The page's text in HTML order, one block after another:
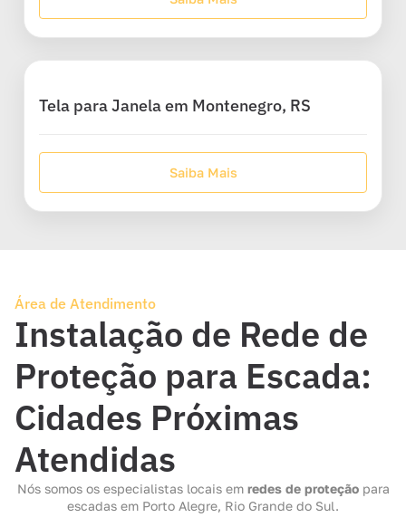
Tela para Janela em Montenegro, RS
Saiba Mais
Área de Atendimento
Instalação de Rede de
Proteção para Escada:
Cidades Próximas
Atendidas
Nós somos os especialistas locais em redes de proteçãopara
escadas em Porto Alegre, Rio Grande do Sul.